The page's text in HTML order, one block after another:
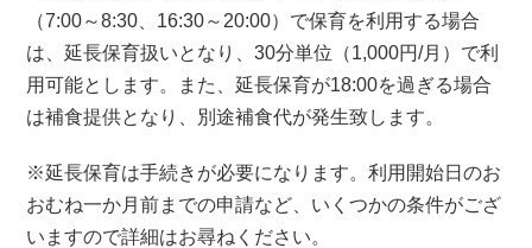
（7:00～8:30、16:30～20:00）で保育を利用する場合
は、延長保育扱いとなり、30分単位（1,000円/月）で利
用可能とします。また、延長保育が18:00を過ぎる場合
は補食提供となり、別途補食代が発生致します。
※延長保育は手続きが必要になります。利用開始日のお
おむね一か月前までの申請など、いくつかの条件がござ
いますので詳細はお尋ねください。